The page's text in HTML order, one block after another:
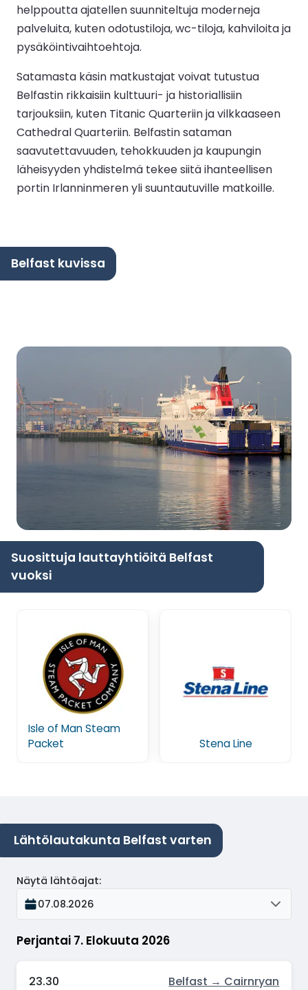
helppoutta ajatellen suunniteltuja moderneja
palveluita, kuten odotustiloja, wc-tiloja, kahviloita ja
pysäköintivaihtoehtoja.
Satamasta käsin matkustajat voivat tutustua
Belfastin rikkaisiin kulttuuri- ja historiallisiin
tarjouksiin, kuten Titanic Quarteriin ja vilkkaaseen
Cathedral Quarteriin. Belfastin sataman
saavutettavuuden, tehokkuuden ja kaupungin
läheisyyden yhdistelmä tekee siitä ihanteellisen
portin Irlanninmeren yli suuntautuville matkoille.
Belfast kuvissa
Suosittuja lauttayhtiöitä Belfast
vuoksi
Isle of Man Steam
Packet
Stena Line
Lähtölautakunta Belfast varten
Perjantai 7. Elokuuta 2026
Näytä lähtöajat:
07.08.2026
23.30 Belfast → Cairnryan